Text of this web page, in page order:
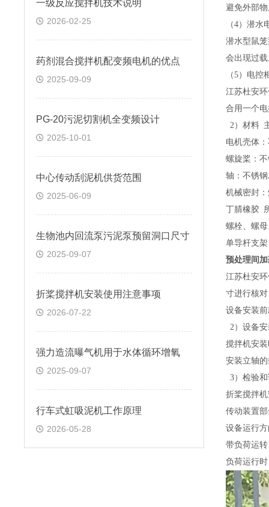
一级反应搅拌机技术说明
2026-02-25
药剂混合搅拌机配变频电机的优点
2025-09-09
PG-20污泥切割机全变频设计
2025-10-01
中心传动刮泥机供货范围
2025-06-09
生物池内回流泵污泥泵预留洞口尺寸
2025-09-07
折桨搅拌机安装使用注意事项
2026-07-22
强力造流曝气机用于水体循环增氧
2025-09-07
行车式虹吸泥机工作原理
2026-05-28
避免外部
（4）潜水
潜水型鼠
会出现过
（5）电控
江苏杜安
合用一个
2）材料
电机壳体
螺旋桨：
轴：不锈钢
机械密封
丁腈橡胶
螺栓、螺
单导杆支
预处理间
江苏杜安
寸进行核
设备安装
2）设备
搅拌机安
安装立轴
3）检验
折桨搅拌
传动装置
设备运行
带负荷运转
负荷运行